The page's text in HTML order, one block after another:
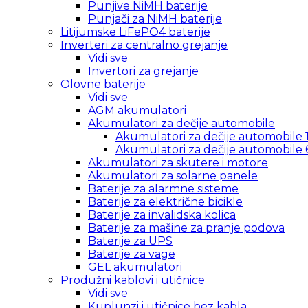
Punjive NiMH baterije
Punjači za NiMH baterije
Litijumske LiFePO4 baterije
Inverteri za centralno grejanje
Vidi sve
Invertori za grejanje
Olovne baterije
Vidi sve
AGM akumulatori
Akumulatori za dečije automobile
Akumulatori za dečije automobile
Akumulatori za dečije automobile
Akumulatori za skutere i motore
Akumulatori za solarne panele
Baterije za alarmne sisteme
Baterije za električne bicikle
Baterije za invalidska kolica
Baterije za mašine za pranje podova
Baterije za UPS
Baterije za vage
GEL akumulatori
Produžni kablovi i utičnice
Vidi sve